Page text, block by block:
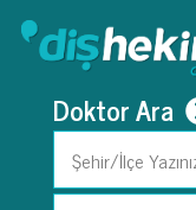
Doktor Ara